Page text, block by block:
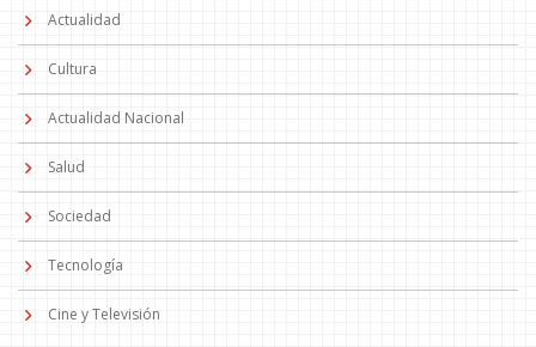
Actualidad
Cultura
Actualidad Nacional
Salud
Sociedad
Tecnología
Cine y Televisión